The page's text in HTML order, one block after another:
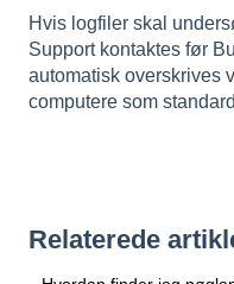
Hvis logfiler skal
Support kontaktes før
automatisk overskrives
computere som
Relaterede